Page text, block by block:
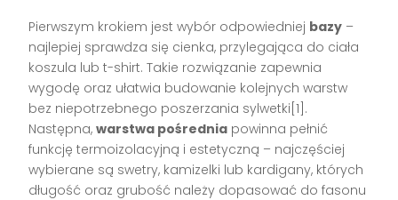
Pierwszym krokiem jest wybór odpowiedniej bazy –
najlepiej sprawdza się cienka, przylegająca do ciała
koszula lub t-shirt. Takie rozwiązanie zapewnia
wygodę oraz ułatwia budowanie kolejnych warstw
bez niepotrzebnego poszerzania sylwetki[1].
Następna,warstwa pośrednia powinna pełnić
funkcję termoizolacyjną i estetyczną – najczęściej
wybierane są swetry, kamizelki lub kardigany, których
długość oraz grubość należy dopasować do fasonu